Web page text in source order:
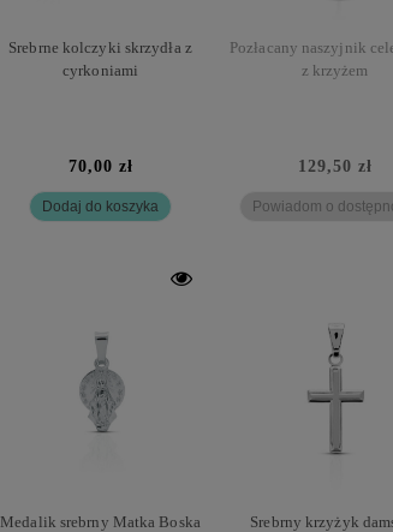
Srebrne kolczyki skrzydła z
cyrkoniami
70,00 zł
Dodaj do koszyka
Pozłacany naszyjnik
z krzyżem
129,50 zł
Powiadom o
Medalik srebrny Matka Boska
Srebrny krzyżyk